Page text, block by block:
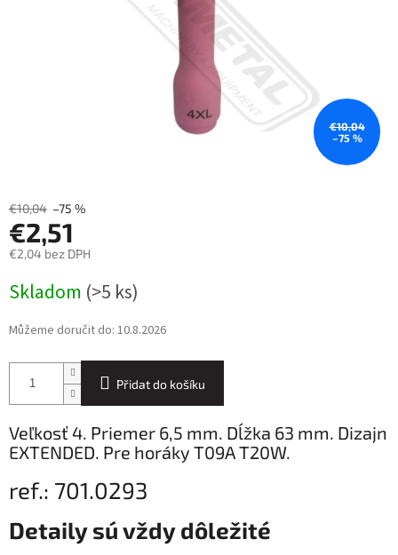
€10,04
–75 %
€10,04 –75 %
€2,51
€2,04 bez DPH
cena:
Skladom (>5 ks)
Můžeme doručit do: 10.8.2026
Přidat do košíku
Veľkosť 4. Priemer 6,5 mm. Dĺžka 63 mm. Dizajn
EXTENDED. Pre horáky T09A T20W.
ref.: 701.0293
Detaily sú vždy dôležité